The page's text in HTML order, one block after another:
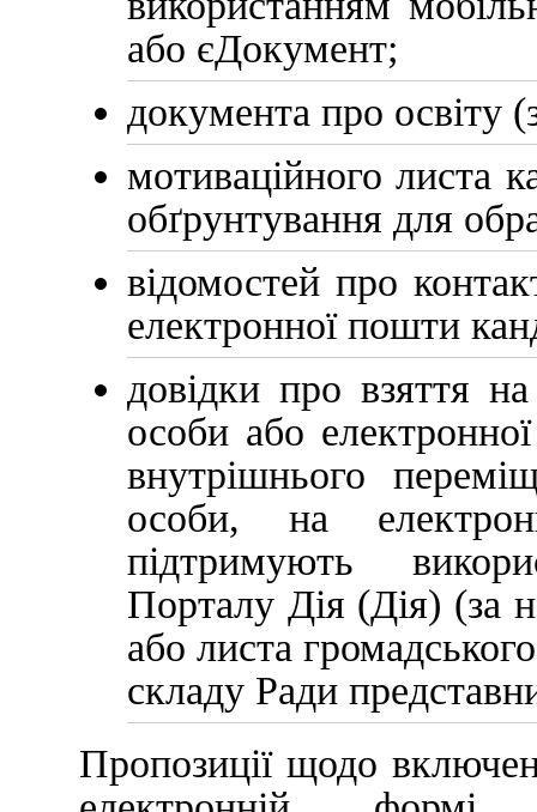
або єДокумент;
документа про освіту
мотиваційного листа
обґрунтування для
відомостей про
електронної пошти
довідки про взяття
особи або
внутрішнього
особи, на
підтримують
Порталу Дія (Дія) (за
або листа
складу Ради
Пропозиції щодо